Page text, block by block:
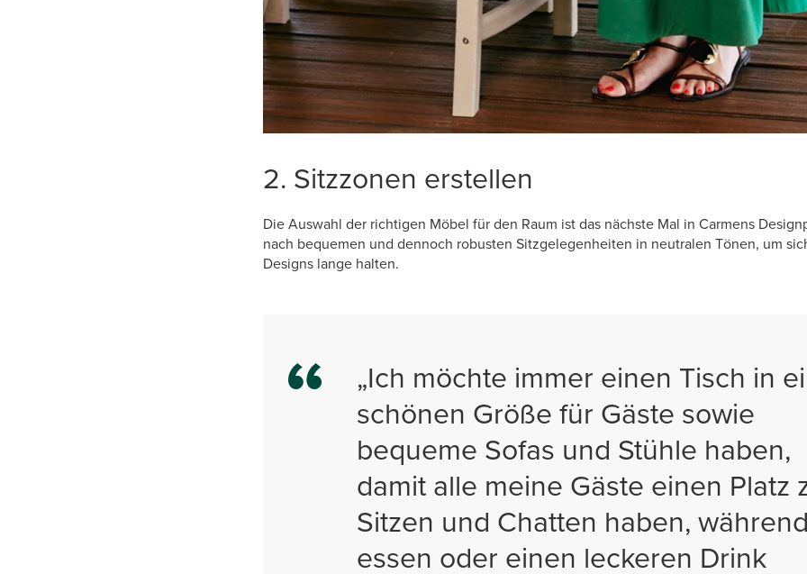
2. Sitzzonen erstellen
Die Auswahl der richtigen Möbel für den Raum ist das nächste Mal in Carmens
nach bequemen und dennoch robusten Sitzgelegenheiten in neutralen Tönen, um
Designs lange halten.
„Ich möchte immer einen Tisch in
schönen Größe für Gäste sowie
bequeme Sofas und Stühle haben,
damit alle meine Gäste einen Platz
Sitzen und Chatten haben,
essen oder einen leckeren Drink